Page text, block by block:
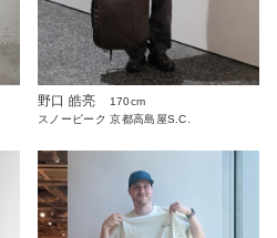
野口 皓亮
170cm
スノーピーク 京都高島屋S.C.